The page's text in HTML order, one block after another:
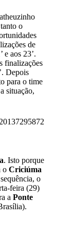
o
de
e aos 23’.
finalizações
Depois
para o time
situação,
. Isto porque
o Criciúma
o
feira (29)
a Ponte